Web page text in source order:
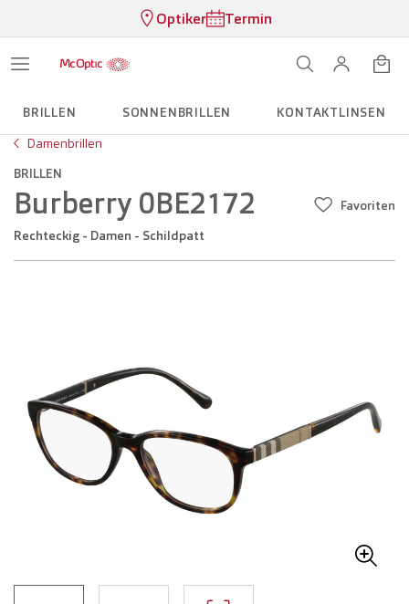
Optiker Termin
BRILLEN SONNENBRILLEN
KONTAKTLINSEN
Damenbrillen
BRILLEN
Burberry 0BE2172
Rechteckig - Damen - Schildpatt
Favoriten